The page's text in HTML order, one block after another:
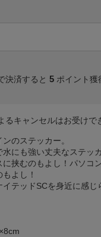
決済すると 5 ポイント獲
キャンセルはお受けで
のステッカー。
水にも強い丈夫なステッ
に挟むのもよし！パソコ
よし！
イテッドSCを身近に感じ